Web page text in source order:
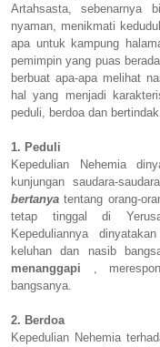
Artahsasta, sebenarnya
nyaman, menikmati
apa untuk kampung
pemimpin yang puas
berbuat apa-apa melihat
hal yang menjadi
peduli, berdoa dan
1. Peduli
Kepedulian Nehemia
kunjungan saudara-
bertanya tentang orang-
tetap tinggal di
Kepeduliannya
keluhan dan nasib
menanggapi ,
bangsanya.
2. Berdoa
Kepedulian Nehemia